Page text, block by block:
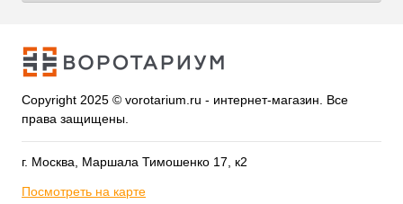
Copyright 2025 © vorotarium.ru - интернет-магазин. Все
права защищены.
г. Москва, Маршала Тимошенко 17, к2
Посмотреть на карте